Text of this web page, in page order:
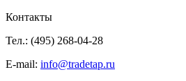
Контакты
Тел.: (495) 268-04-28
E-mail: info@tradetap.ru